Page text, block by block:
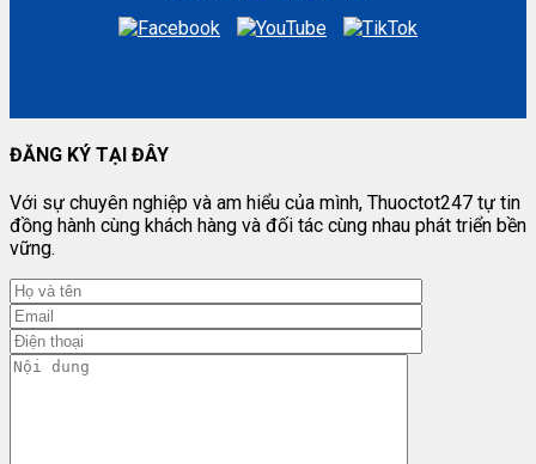
ĐĂNG KÝ TẠI ĐÂY
Với sự chuyên nghiệp và am hiểu của mình, Thuoctot247 tự tin
đồng hành cùng khách hàng và đối tác cùng nhau phát triển bền
vững.